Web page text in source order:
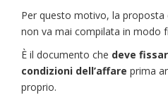
Per questo motivo, la proposta
non va mai compilata in modo
È il documento che deve
condizioni dell’affare prima
proprio.